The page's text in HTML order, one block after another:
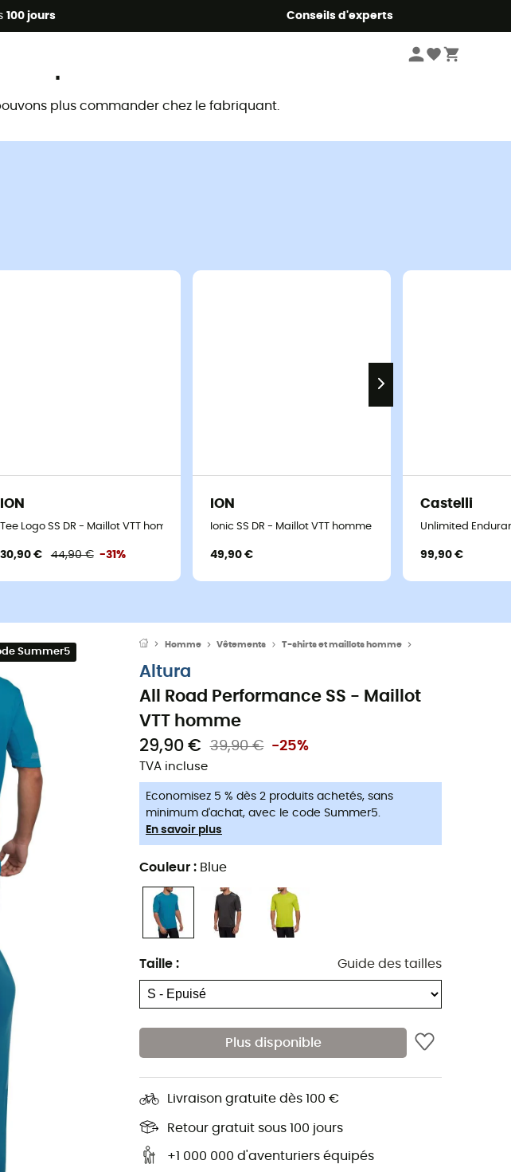
100 jours Conseils d'experts
produits* code Summer5
plus commander chez le fabriquant.
ION
Tee Logo SS DR - Maillot VTT homme
30,90 € 44,90 € -31%
ION
Ionic SS DR - Maillot VTT homme
49,90 €
Castelli
Unlimited
99,90 €
Summer5
Homme Vêtements T-shirts et maillots homme
Altura
All Road Performance SS - Maillot
VTT homme
29,90 €
39,90 € -25%
TVA incluse
Economisez 5 % dès 2 produits achetés, sans
minimum d'achat, avec le code Summer5.
En savoir plus
Couleur : Blue
Taille : Guide des tailles
Plus disponible
Livraison gratuite dès 100 €
Retour gratuit sous 100 jours
+1 000 000 d'aventuriers équipés